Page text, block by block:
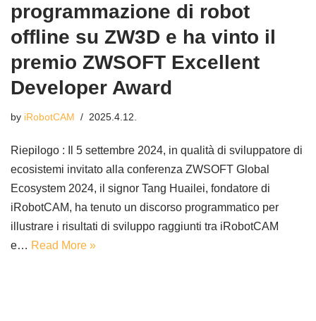
programmazione di robot
offline su ZW3D e ha vinto il
premio ZWSOFT Excellent
Developer Award
by iRobotCAM 2025.4.12.
Riepilogo : Il 5 settembre 2024, in qualità di sviluppatore di
ecosistemi invitato alla conferenza ZWSOFT Global
Ecosystem 2024, il signor Tang Huailei, fondatore di
iRobotCAM, ha tenuto un discorso programmatico per
illustrare i risultati di sviluppo raggiunti tra iRobotCAM
e… Read More »